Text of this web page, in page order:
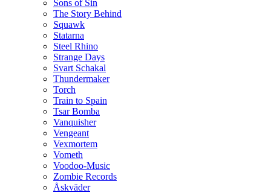
Sons of Sin
The Story Behind
Squawk
Statarna
Steel Rhino
Strange Days
Svart Schakal
Thundermaker
Torch
Train to Spain
Tsar Bomba
Vanquisher
Vengeant
Vexmortem
Vometh
Voodoo-Music
Zombie Records
Åskväder